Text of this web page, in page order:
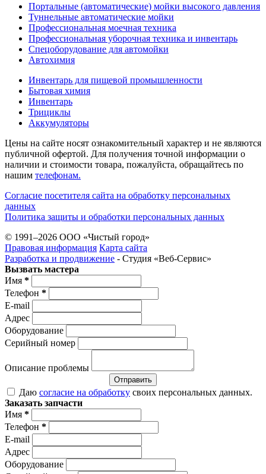
Портальные (автоматические) мойки высокого давления
Туннельные автоматические мойки
Профессиональная моечная техника
Профессиональная уборочная техника и инвентарь
Спецоборудование для автомойки
Автохимия
Инвентарь для пищевой промышленности
Бытовая химия
Инвентарь
Трициклы
Аккумуляторы
Цены на сайте носят ознакомительный характер и не являются
публичной офертой. Для получения точной информации о
наличии и стоимости товара, пожалуйста, обращайтесь по
нашим телефонам.
Согласие посетителя сайта на обработку персональных
данных
Политика защиты и обработки персональных данных
© 1991–2026 ООО «Чистый город»
Правовая информация Карта сайта
Разработка и продвижение - Студия «Веб-Cервис»
Вызвать мастера
Имя *
Телефон *
E-mail
Адрес
Оборудование
Серийный номер
Описание проблемы
Отправить
Даю согласие на обработку своих персональных данных.
Заказать запчасти
Имя *
Телефон *
E-mail
Адрес
Оборудование